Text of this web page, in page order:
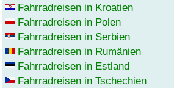
Fahrradreisen in Kroatien
Fahrradreisen in Polen
Fahrradreisen in Serbien
Fahrradreisen in Rumänien
Fahrradreisen in Estland
Fahrradreisen in Tschechien